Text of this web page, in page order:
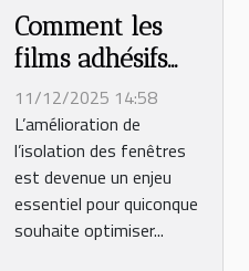
Comment les
films adhésifs
améliorent-ils
l'isolation des
fenêtres ?
11/12/2025 14:58
L’amélioration de
l’isolation des fenêtres
est devenue un enjeu
essentiel pour quiconque
souhaite optimiser...